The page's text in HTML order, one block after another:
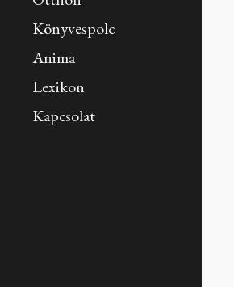
Könyvespolc
Anima
Lexikon
Kapcsolat